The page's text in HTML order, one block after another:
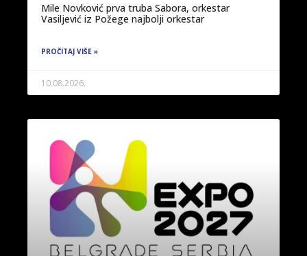
Mile Novković prva truba Sabora, orkestar
Vasiljević iz Požege najbolji orkestar
PROČITAJ VIŠE »
10.08.2026.